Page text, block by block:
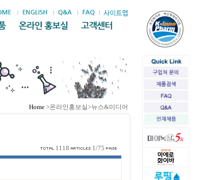
Home >온라인홍보실>뉴스&미디어
1118
1/75